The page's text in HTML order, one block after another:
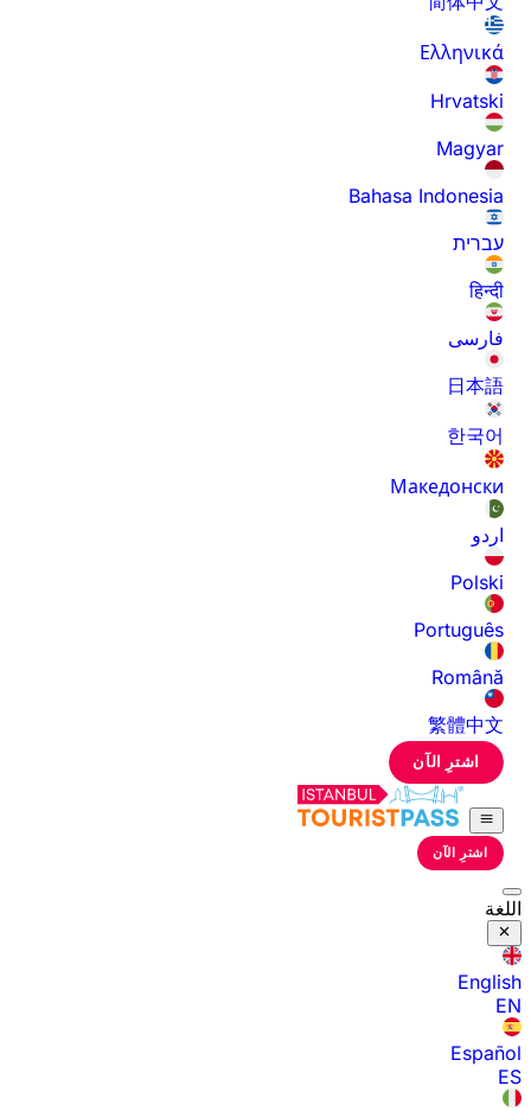
Ελληνικά
Hrvatski
Magyar
Bahasa Indonesia
עברית
हिन्दी
فارسی
日本語
한국어
Македонски
اردو
Polski
Português
Română
繁體中文
اشترِ الآن
اشترِ الآن
اللغة
English
EN
Español
ES